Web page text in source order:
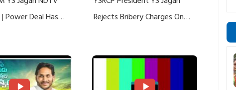
Power Deal Has
Rejects Bribery Charges On